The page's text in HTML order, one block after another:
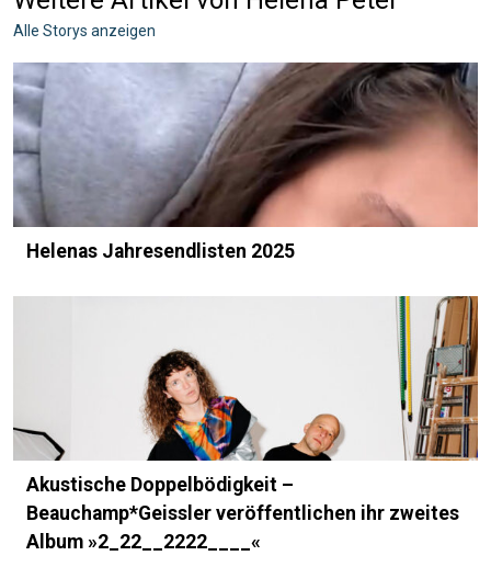
Alle Storys anzeigen
Helenas Jahresendlisten 2025
Akustische Doppelbödigkeit –
Beauchamp*Geissler veröffentlichen ihr zweites
Album »2_22__2222____«